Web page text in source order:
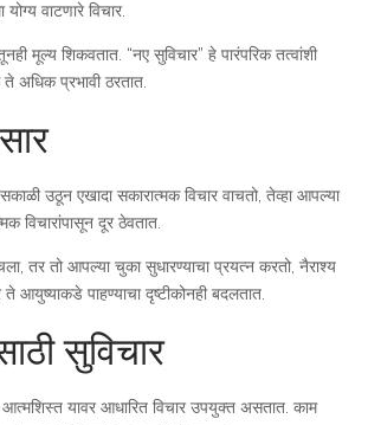
वाटणारे विचार.
शिकवतात. “नए सुविचार” हे पारंपरिक तत्वांशी
अधिक प्रभावी ठरतात.
उठून एखादा सकारात्मक विचार वाचतो, तेव्हा आपल्या
विचारांपासून दूर ठेवतात.
तर तो आपल्या चुका सुधारण्याचा प्रयत्न करतो, नैराश्य
आयुष्याकडे पाहण्याचा दृष्टीकोनही बदलतात.
सुविचार
आत्मशिस्त यावर आधारित विचार उपयुक्त असतात. काम